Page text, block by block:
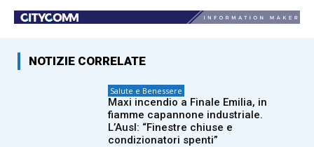
NOTIZIE CORRELATE
Salute e Benessere
Maxi incendio a Finale Emilia, in
fiamme capannone industriale.
L’Ausl: “Finestre chiuse e
condizionatori spenti”